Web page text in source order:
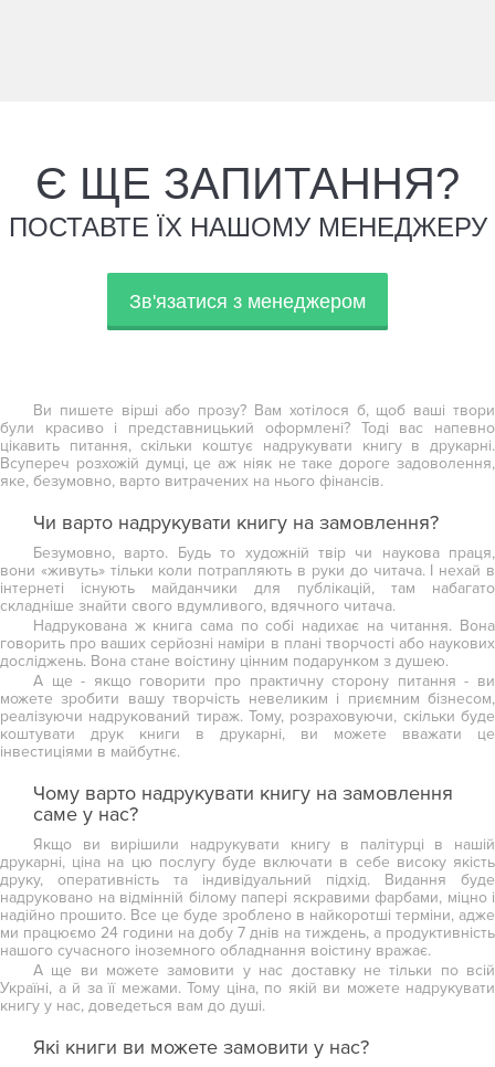
Є ЩЕ ЗАПИТАННЯ?
ПОСТАВТЕ ЇХ НАШОМУ МЕНЕДЖЕРУ
Зв'язатися з менеджером
Ви пишете вірші або прозу? Вам хотілося б, щоб ваші твори
були красиво і представницький оформлені? Тоді вас напевно
цікавить питання, скільки коштує надрукувати книгу в друкарні.
Всупереч розхожій думці, це аж ніяк не таке дороге задоволення,
яке, безумовно, варто витрачених на нього фінансів.
Чи варто надрукувати книгу на замовлення?
Безумовно, варто. Будь то художній твір чи наукова праця,
вони «живуть» тільки коли потрапляють в руки до читача. І нехай в
інтернеті існують майданчики для публікацій, там набагато
складніше знайти свого вдумливого, вдячного читача.
Надрукована ж книга сама по собі надихає на читання. Вона
говорить про ваших серйозні наміри в плані творчості або наукових
досліджень. Вона стане воістину цінним подарунком з душею.
А ще - якщо говорити про практичну сторону питання - ви
можете зробити вашу творчість невеликим і приємним бізнесом,
реалізуючи надрукований тираж. Тому, розраховуючи, скільки буде
коштувати друк книги в друкарні, ви можете вважати це
інвестиціями в майбутнє.
Чому варто надрукувати книгу на замовлення
саме у нас?
Якщо ви вирішили надрукувати книгу в палітурці в нашій
друкарні, ціна на цю послугу буде включати в себе високу якість
друку, оперативність та індивідуальний підхід. Видання буде
надруковано на відмінній білому папері яскравими фарбами, міцно і
надійно прошито. Все це буде зроблено в найкоротші терміни, адже
ми працюємо 24 години на добу 7 днів на тиждень, а продуктивність
нашого сучасного іноземного обладнання воістину вражає.
А ще ви можете замовити у нас доставку не тільки по всій
Україні, а й за її межами. Тому ціна, по якій ви можете надрукувати
книгу у нас, доведеться вам до душі.
Які книги ви можете замовити у нас?